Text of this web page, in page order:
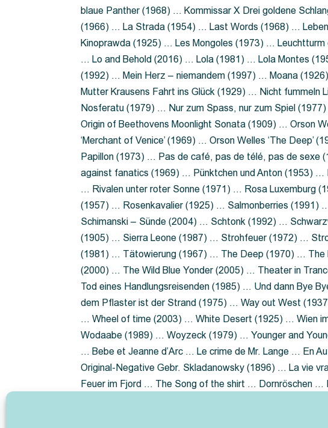
blaue Panther (1968) … Kommissar X Drei goldene
(1966) … La Strada (1954) … Last Words (1968) …
Kinoprawda (1925) … Les Mongoles (1973) …
… Lo and Behold (2016) … Lola (1981) … Lola Montes
(1992) … Mein Herz – niemandem (1997) … Moana
Mutter Krausens Fahrt ins Glück (1929) … Nicht
Nosferatu (1979) … Nur zum Spass, nur zum Spiel
Origin of Beethovens Moonlight Sonata (1909) … Orson
‘Merchant of Venice’ (1969) … Orson Welles ‘The
Papillon (1973) … Pas de café, pas de télé, pas de
against fanatics (1969) … Pünktchen und Anton (1953)
… Rivalen unter roter Sonne (1971) … Rosa Luxemburg
(1957) … Rosenkavalier (1925) … Salmonberries (1991)
Schimanski – Sünde (2004) … Schtonk (1992) …
(1905) … Sierra Leone (1987) … Strohfeuer (1972) …
(1981) … Tätowierung (1967) … The Deep (1970) … The
(2000) … The Wild Blue Yonder (2005) … Theater in
Tod eines Handlungsreisenden (1985) … Und dann Bye
dem Pflaster ist der Strand (1975) … Way out West
… Wheel of time (2003) … White Desert (1925) … Wien
Wodaabe (1989) … Woyzeck (1979) … Younger and
… Bebe et Jeanne d’Arc … Le crime de Mr. Lange … En
Original-Negative Gebr. Skladanowsky (1896) … La vie
Feuer im Fjord … The Song of the shirt … Dornröschen